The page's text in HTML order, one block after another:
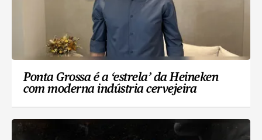
Ponta Grossa é a ‘estrela’ da Heineken
com moderna indústria cervejeira